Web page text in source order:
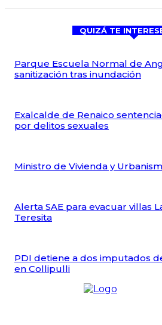
QUIZÁ TE
Parque Escuela Normal de
sanitización tras inundación
Exalcalde de Renaico
por delitos sexuales
Ministro de Vivienda y
Alerta SAE para evacuar villas
Teresita
PDI detiene a dos imputados
en Collipulli